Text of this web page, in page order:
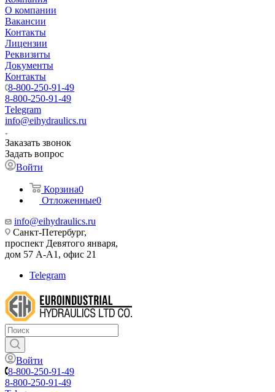
О компании
Вакансии
Контакты
Лицензии
Реквизиты
Документы
Контакты
8-800-250-91-49
8-800-250-91-49
Telegram
info@eihydraulics.ru
Заказать звонок
Задать вопрос
Войти
Корзина0
Отложенные0
info@eihydraulics.ru
Санкт-Петербург,
проспект Девятого января,
дом 57 А-А1, офис 21
Telegram
Войти
8-800-250-91-49
8-800-250-91-49